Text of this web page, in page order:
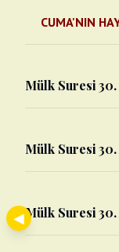
CUMA'NIN
Mülk Suresi
Mülk Suresi
Mülk Suresi
◀